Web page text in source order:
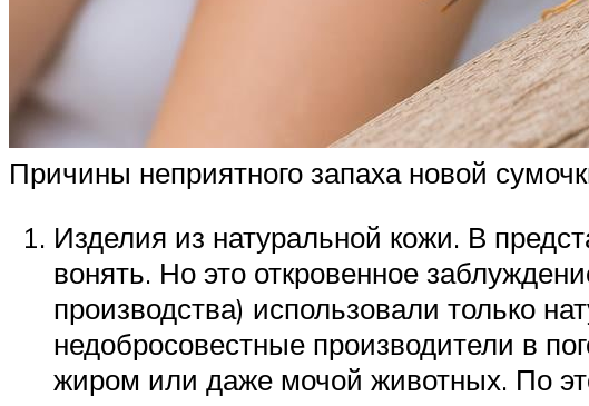
Причины неприятного запаха новой
Изделия из натуральной кожи. В
вонять. Но это откровенное
производства) использовали только
недобросовестные производители в
жиром или даже мочой животных. По